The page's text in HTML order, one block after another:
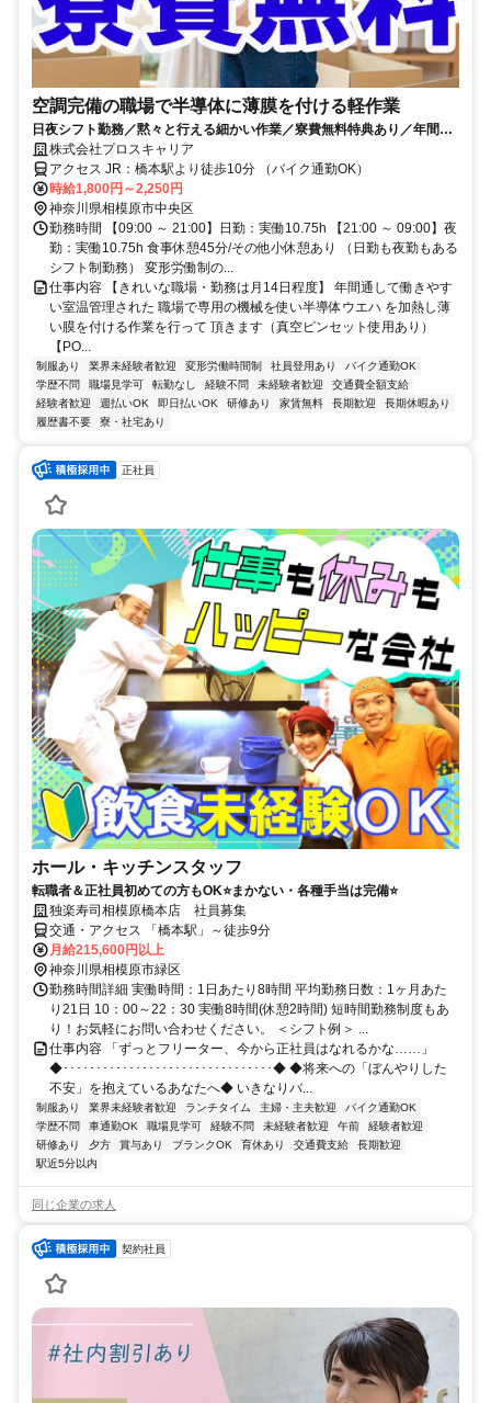
空調完備の職場で半導体に薄膜を付ける軽作業
日夜シフト勤務／黙々と行える細かい作業／寮費無料特典あり／年間休
日180日以上＆月収30万円以上可能
株式会社プロスキャリア
アクセス JR：橋本駅より徒歩10分 （バイク通勤OK）
時給1,800円～2,250円
神奈川県相模原市中央区
勤務時間 【09:00 ～ 21:00】日勤：実働10.75h 【21:00 ～ 09:00】夜
勤：実働10.75h 食事休憩45分/その他小休憩あり （日勤も夜勤もある
シフト制勤務） 変形労働制の...
仕事内容 【きれいな職場・勤務は月14日程度】 年間通して働きやす
い室温管理された 職場で専用の機械を使い半導体ウエハ を加熱し薄
い膜を付ける作業を行って 頂きます（真空ピンセット使用あり）
【PO...
制服あり 業界未経験者歓迎 変形労働時間制 社員登用あり
バイク通勤OK
学歴不問
職場見学可 転勤なし 経験不問 未経験者歓迎
交通費全額支給
経験者歓迎
週払いOK 即日払いOK 研修あり 家賃無料 長期歓迎
長期休暇あり
履歴書不要
寮・社宅あり
正社員
ホール・キッチンスタッフ
転職者＆正社員初めての方もOK⭐まかない・各種手当は完備⭐
独楽寿司相模原橋本店 社員募集
交通・アクセス 「橋本駅」～徒歩9分
月給215,600円以上
神奈川県相模原市緑区
勤務時間詳細 実働時間：1日あたり8時間 平均勤務日数：1ヶ月あた
り21日 10：00～22：30 実働8時間(休憩2時間) 短時間勤務制度もあ
り！お気軽にお問い合わせください。 ＜シフト例＞ ...
仕事内容 「ずっとフリーター、今から正社員はなれるかな……」
◆････････････････････････････････◆ ◆将来への「ぼんやりした
不安」を抱えているあなたへ◆ いきなりバ...
制服あり 業界未経験者歓迎 ランチタイム 主婦・主夫歓迎
バイク通勤OK
学歴不問
車通勤OK 職場見学可 経験不問 未経験者歓迎 午前
経験者歓迎
研修あり
夕方 賞与あり ブランクOK 育休あり 交通費支給
長期歓迎
駅近5分以内
同じ企業の求人
契約社員